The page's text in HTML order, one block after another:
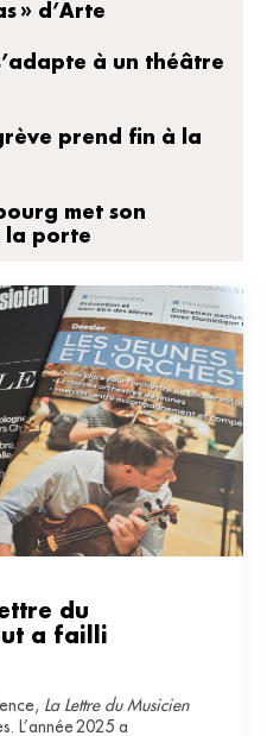
» d’Arte
à un théâtre
prend fin à la
met son
la porte
du
a failli
La Lettre du Musicien
L’année 2025 a